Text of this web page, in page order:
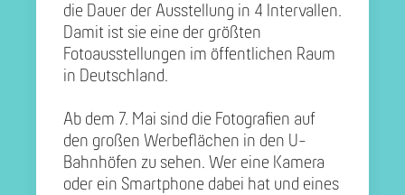
die Dauer der Ausstellung in 4 Intervallen.
Damit ist sie eine der größten
Fotoausstellungen im öffentlichen Raum
in Deutschland.
Ab dem 7. Mai sind die Fotografien auf
den großen Werbeflächen in den U-
Bahnhöfen zu sehen. Wer eine Kamera
oder ein Smartphone dabei hat und eines